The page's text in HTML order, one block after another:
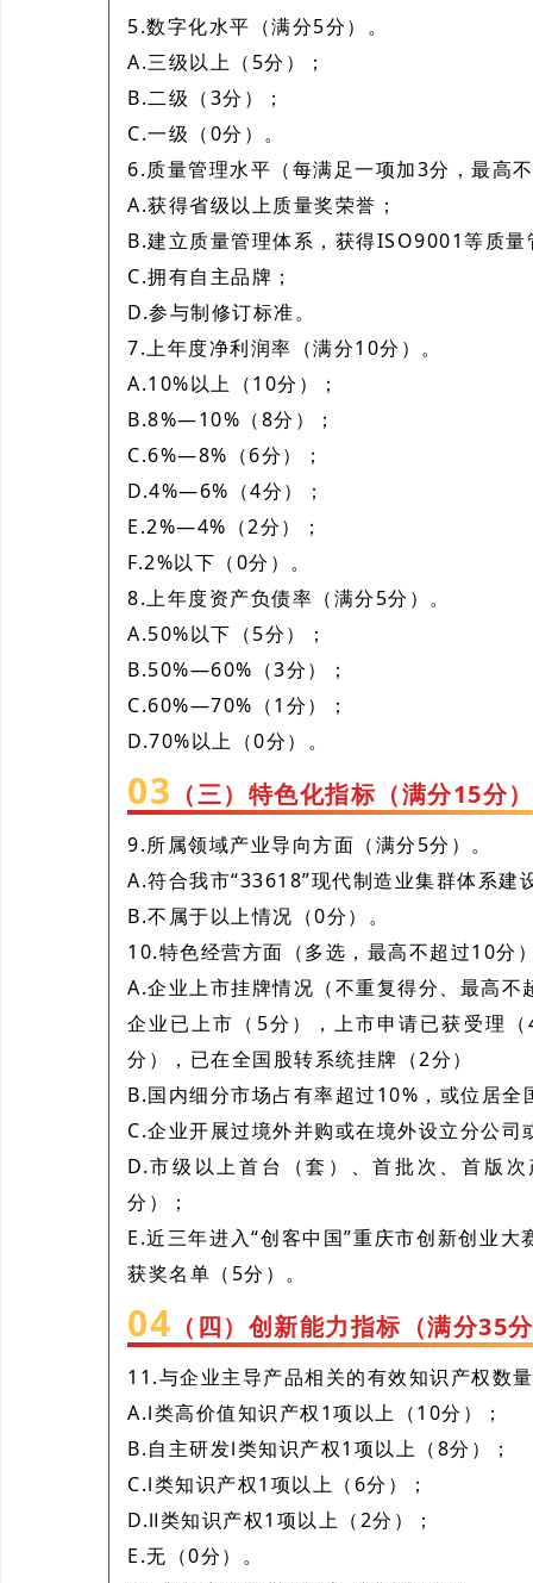
5.数字化水平（满分5分）。
A.三级以上（5分）；
B.二级（3分）；
C.一级（0分）。
6.质量管理水平（每满足一项加3分，最高
A.获得省级以上质量奖荣誉；
B.建立质量管理体系，获得ISO9001等质
C.拥有自主品牌；
D.参与制修订标准。
7.上年度净利润率（满分10分）。
A.10%以上（10分）；
B.8%—10%（8分）；
C.6%—8%（6分）；
D.4%—6%（4分）；
E.2%—4%（2分）；
F.2%以下（0分）。
8.上年度资产负债率（满分5分）。
A.50%以下（5分）；
B.50%—60%（3分）；
C.60%—70%（1分）；
D.70%以上（0分）。
03 （三）特色化指标（满分15分
9.所属领域产业导向方面（满分5分）。
A.符合我市“33618”现代制造业集群体系建
B.不属于以上情况（0分）。
10.特色经营方面（多选，最高不超过10分
A.企业上市挂牌情况（不重复得分、最高不
企业已上市（5分），上市申请已获受理
分），已在全国股转系统挂牌（2分）
B.国内细分市场占有率超过10%，或位居全
C.企业开展过境外并购或在境外设立分公
D.市级以上首台（套）、首批次、首版
分）；
E.近三年进入“创客中国”重庆市创新创业
获奖名单（5分）。
04 （四）创新能力指标（满分35
11.与企业主导产品相关的有效知识产权数
A.Ⅰ类高价值知识产权1项以上（10分）；
B.自主研发Ⅰ类知识产权1项以上（8分）；
C.Ⅰ类知识产权1项以上（6分）；
D.Ⅱ类知识产权1项以上（2分）；
E.无（0分）。